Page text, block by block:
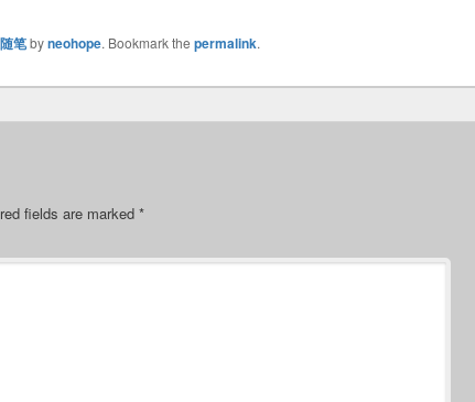
笔byneohope. Bookmark the permalink.
fields are marked *